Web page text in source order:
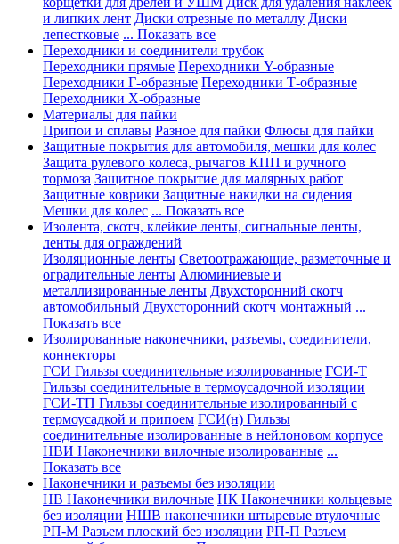
и липких лент Диски отрезные по металлу Диски
лепестковые ... Показать все
Переходники и соединители трубок
Переходники прямые Переходники Y-образные
Переходники Г-образные Переходники Т-образные
Переходники Х-образные
Материалы для пайки
Припои и сплавы Разное для пайки Флюсы для пайки
Защитные покрытия для автомобиля, мешки для колес
Защита рулевого колеса, рычагов КПП и ручного
тормоза Защитное покрытие для малярных работ
Защитные коврики Защитные накидки на сидения
Мешки для колес ... Показать все
Изолента, скотч, клейкие ленты, сигнальные ленты,
ленты для ограждений
Изоляционные ленты Светоотражающие, разметочные и
оградительные ленты Алюминиевые и
металлизированные ленты Двухсторонний скотч
автомобильный Двухсторонний скотч монтажный ...
Показать все
Изолированные наконечники, разъемы, соединители,
коннекторы
ГСИ Гильзы соединительные изолированные ГСИ-Т
Гильзы соединительные в термоусадочной изоляции
ГСИ-ТП Гильзы соединительные изолированный с
термоусадкой и припоем ГСИ(н) Гильзы
соединительные изолированные в нейлоновом корпусе
НВИ Наконечники вилочные изолированные ...
Показать все
Наконечники и разъемы без изоляции
НВ Наконечники вилочные НК Наконечники кольцевые
без изоляции НШВ наконечники штыревые втулочные
РП-М Разъем плоский без изоляции РП-П Разъем